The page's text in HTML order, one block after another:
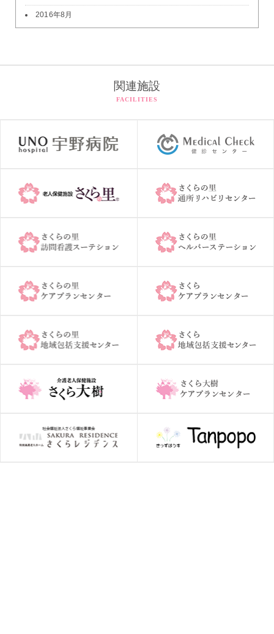
2016年8月
関連施設
FACILITIES